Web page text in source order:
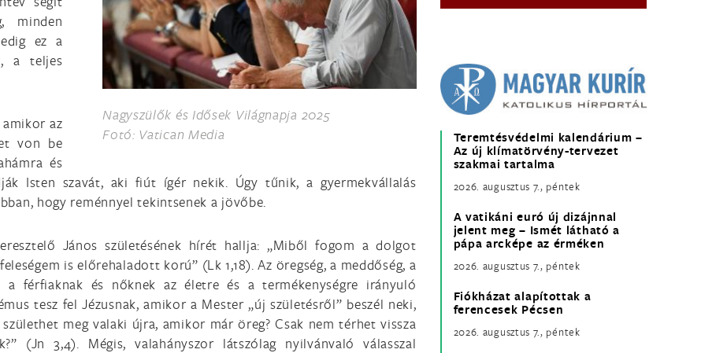
Nagyszülők és Idősek Világnapja 2025
Fotó: Vatican Media
minden
ez a
a teljes
az
von be
és
Isten szavát, aki fiút ígér nekik. Úgy tűnik, a gyermekvállalás
hogy reménnyel tekintsenek a jövőbe.
János születésének hírét hallja: „Miből fogom a dolgot
is előrehaladott korú” (Lk 1,18). Az öregség, a meddőség, a
a férfiaknak és nőknek az életre és a termékenységre irányuló
tesz fel Jézusnak, amikor a Mester „új születésről” beszél neki,
meg valaki újra, amikor már öreg? Csak nem térhet vissza
(Jn 3,4). Mégis, valahányszor látszólag nyilvánvaló válasszal
Teremtésvédelmi kalendárium –
Az új klímatörvény-tervezet
szakmai tartalma
2026. augusztus 7., péntek
A vatikáni euró új dizájnnal
jelent meg – Ismét látható a
pápa arcképe az érméken
2026. augusztus 7., péntek
Fiókházat alapítottak a
ferencesek Pécsen
2026. augusztus 7., péntek